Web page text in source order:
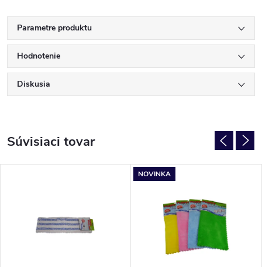
Parametre produktu
Hodnotenie
Diskusia
Súvisiaci tovar
NOVINKA